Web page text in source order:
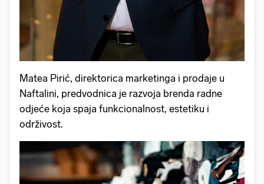
Matea Pirić, direktorica marketinga i prodaje u
Naftalini, predvodnica je razvoja brenda radne
odjeće koja spaja funkcionalnost, estetiku i
održivost.